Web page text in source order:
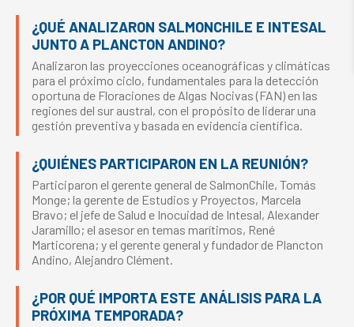
¿QUÉ ANALIZARON SALMONCHILE E INTESAL
JUNTO A PLANCTON ANDINO?
Analizaron las proyecciones oceanográficas y climáticas
para el próximo ciclo, fundamentales para la detección
oportuna de Floraciones de Algas Nocivas (FAN) en las
regiones del sur austral, con el propósito de liderar una
gestión preventiva y basada en evidencia científica.
¿QUIÉNES PARTICIPARON EN LA REUNIÓN?
Participaron el gerente general de SalmonChile, Tomás
Monge; la gerente de Estudios y Proyectos, Marcela
Bravo; el jefe de Salud e Inocuidad de Intesal, Alexander
Jaramillo; el asesor en temas marítimos, René
Marticorena; y el gerente general y fundador de Plancton
Andino, Alejandro Clément.
¿POR QUÉ IMPORTA ESTE ANÁLISIS PARA LA
PRÓXIMA TEMPORADA?